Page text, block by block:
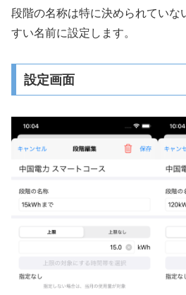
段階の名称は特に決められていな
すい名前に設定します。
設定画面